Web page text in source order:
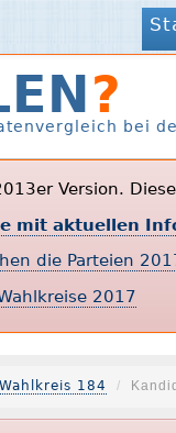
?
bei
Version.
mit aktuellen
die Parteien
2017
Wahlkreis 184